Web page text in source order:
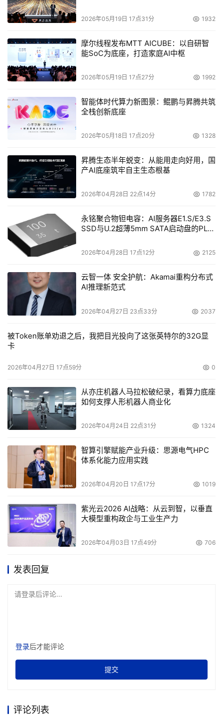
2026年05月19日 17点31分 1932
摩尔线程发布MTT AICUBE：以自研智
能SoC为底座，打造家庭AI中枢
2026年05月19日 17点27分 1992
智能体时代算力新图景：鲲鹏与昇腾共筑
全栈创新底座
2026年05月18日 17点20分 1328
昇腾生态半年蜕变：从能用走向好用，国
产AI底座筑牢自主生态根基
2026年04月28日 22点14分 1782
永铭聚合物钽电容：AI服务器E1.S/E3.S
SSD与U.2超薄5mm SATA启动盘的PLP
2026年04月28日 17点12分 2125
云智一体 安全护航：Akamai重构分布式
AI推理新范式
2026年04月27日 23点33分 2037
被Token账单劝退之后，我把目光投向了这张英特尔的32G显
卡
2026年04月27日 17点59分 0
从亦庄机器人马拉松破纪录，看算力底座
如何支撑人形机器人商业化
2026年04月24日 22点31分 1324
智算引擎赋能产业升级：思源电气HPC
体系化能力应用实践
2026年04月20日 17点17分 1019
紫光云2026 AI战略：从云到智，以垂直
大模型重构政企与工业生产力
2026年04月03日 17点49分 706
发表回复
请登录后评论...
登录后才能评论
提交
评论列表